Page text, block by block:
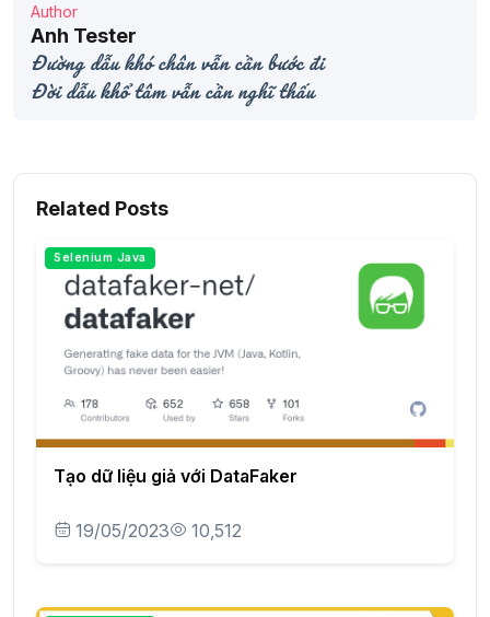
Author
Anh Tester
Đường dẫu khó chân vẫn cần bước đi
Đời dẫu khổ tâm vẫn cần nghĩ thấu
Related Posts
Selenium Java
Tạo dữ liệu giả với DataFaker
19/05/2023 10,512